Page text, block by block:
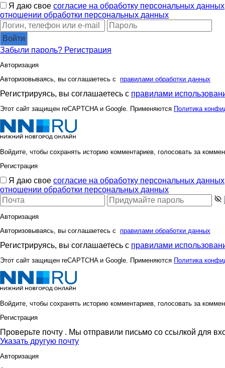
Я даю свое согласие на обработку персональных данных
отношении обработки персональных данных
Войти
Забыли пароль? Регистрация
Авторизация
Авторизовываясь, вы соглашаетесь с правилами обработки данных
Регистрируясь, вы соглашаетесь с правилами
Этот сайт защищен reCAPTCHA и Google. Применяются Политика
Войдите, чтобы сохранять историю комментариев, голосовать за
Регистрация
Я даю свое согласие на обработку персональных данных
отношении обработки персональных данных
Авторизация
Авторизовываясь, вы соглашаетесь с правилами обработки данных
Регистрируясь, вы соглашаетесь с правилами
Этот сайт защищен reCAPTCHA и Google. Применяются Политика
Войдите, чтобы сохранять историю комментариев, голосовать за
Регистрация
Проверьте почту . Мы отправили письмо со ссылкой для
Указать другую почту
Авторизация